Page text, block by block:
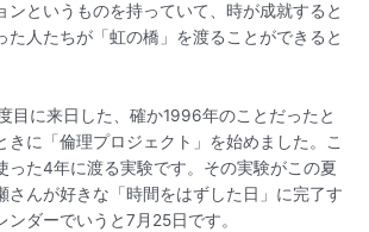
ンというものを持っていて、時が成就すると
た人たちが「虹の橋」を渡ることができると
目に来日した、確か1996年のことだったと
きに「倫理プロジェクト」を始めました。こ
った4年に渡る実験です。その実験がこの夏
さんが好きな「時間をはずした日」に完了す
ンダーでいうと7月25日です。